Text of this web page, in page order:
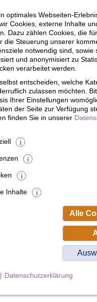
Jahr erleben:
Hause,
zeitversetzt
Rückblick.
umfangreiche
Sportangebot
und BSW-
Zum
4%
Gutschein
Verbraucher-Service
Rechte vorbehalten.
optimales Webseiten-
Cookies, externe Inhalte
Dazu zählen Cookies, die
die Steuerung unserer
notwendig sind, sowie
und anonymisiert zu
verarbeitet werden.
entscheiden, welche
zulassen möchten.
Ihrer Einstellungen
der Seite zur Verfügung
finden Sie in unserer
Inhalte
Alle
Datenschutzerklärung